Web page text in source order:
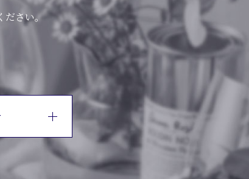
ださい。